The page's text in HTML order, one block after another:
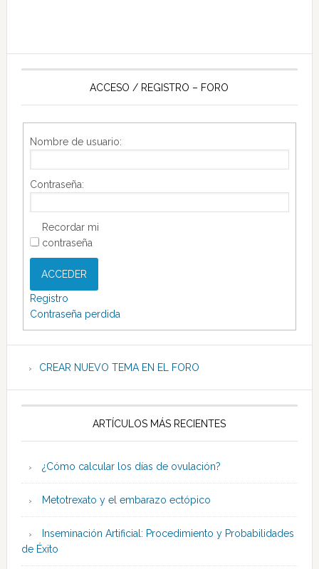
ACCESO / REGISTRO – FORO
Nombre de usuario:
Contraseña:
Recordar mi
contraseña
ACCEDER
Registro
Contraseña perdida
CREAR NUEVO TEMA EN EL FORO
ARTÍCULOS MÁS RECIENTES
¿Cómo calcular los días de ovulación?
Metotrexato y el embarazo ectópico
Inseminación Artificial: Procedimiento y Probabilidades
de Éxito